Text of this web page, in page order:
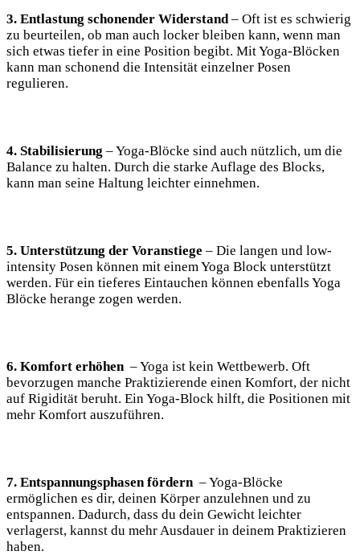
3. Entlastung schonender Widerstand– Oft ist es schwierig
zu beurteilen, ob man auch locker ⁢bleiben kann, ⁤wenn man⁤
sich etwas tiefer in eine Position begibt. Mit ​Yoga-Blöcken
kann⁤ man schonend ⁢die Intensität einzelner Posen‌
regulieren.
4. ⁣Stabilisierung – ⁣Yoga-Blöcke sind auch nützlich, ⁣um die
Balance zu halten. Durch die starke Auflage des Blocks,
kann man⁣ seine Haltung leichter einnehmen.
5. Unterstützung⁤ der Voranstiege – ⁤Die langen und low-
intensity Posen können mit einem Yoga Block unterstützt
werden. Für ‌ein tieferes Eintauchen können ebenfalls Yoga
Blöcke herange zogen werden. ‌
6. Komfort‍ erhöhen‌ – Yoga ist⁣ kein Wettbewerb. Oft
bevorzugen manche Praktizierende einen Komfort, der nicht
auf Rigidität ⁣beruht. Ein⁤ Yoga-Block ‌hilft, die Positionen mit
mehr Komfort auszuführen.
7. Entspannungsphasen fördern⁤ – Yoga-Blöcke
⁢ermöglichen es dir, deinen Körper anzulehnen und zu
entspannen. Dadurch, dass du dein Gewicht leichter
verlagerst, kannst du mehr Ausdauer in deinem⁤ Praktizieren
haben.